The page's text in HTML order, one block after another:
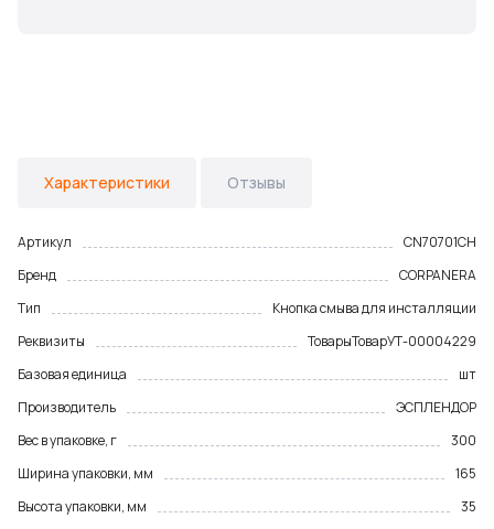
Характеристики Отзывы
Артикул
CN70701CH
Бренд
CORPANERA
Тип
Кнопка смыва для инсталляции
Реквизиты
ТоварыТоварУТ-00004229
Базовая единица
шт
Производитель
ЭСПЛЕНДОР
Вес в упаковке, г
300
Ширина упаковки, мм
165
Высота упаковки, мм
35